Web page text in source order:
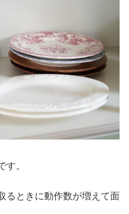
す。
るときに動作数が増えて面